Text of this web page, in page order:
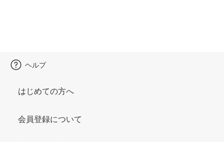
ヘルプ
はじめての方へ
会員登録について